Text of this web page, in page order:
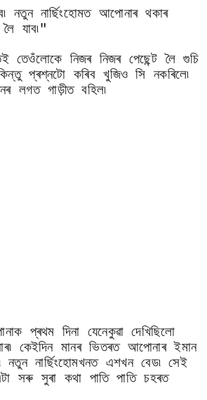
নতুন নাৰ্ছিংহোমত আপোনাৰ থকাৰ
যাব৷"
তেওঁলোকে নিজৰ নিজৰ পেছেন্ট লৈ গুচি
প্ৰশ্নটো কৰিব খুজিও সি নকৰিলে৷
লগত গাড়ীত বহিল৷
প্ৰথম দিনা যেনেকুৱা দেখিছিলো
কেইদিন মানৰ ভিতৰত আপোনাৰ ইমান
নতুন নাৰ্ছিংহোমখনত এশখন বেড৷ সেই
সৰু সুৰা কথা পাতি পাতি চহৰত